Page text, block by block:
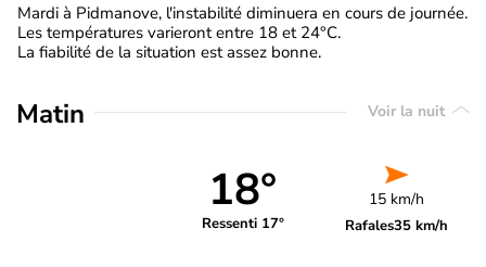
Mardi à Pidmanove, l'instabilité diminuera en cours de journée.
Les températures varieront entre 18 et 24°C.
La fiabilité de la situation est assez bonne.
Matin Voir la nuit
18°
Ressenti 17°
15 km/h
Rafales35 km/h